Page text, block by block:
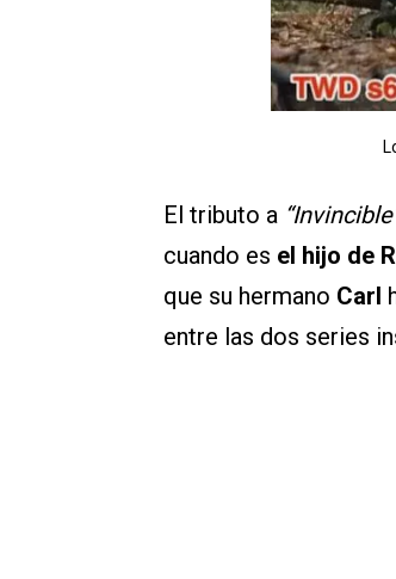
El tributo a
cuando es el hijo de
que su hermano Carl
entre las dos series